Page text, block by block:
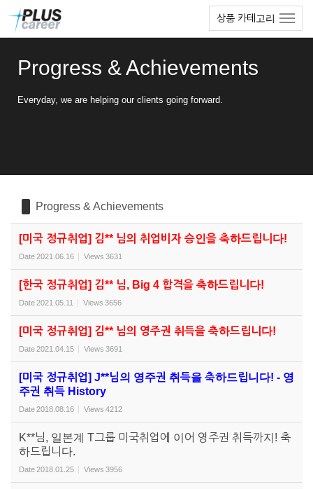
상품 카테고리
Progress & Achievements
Everyday, we are helping our clients going forward.
Progress & Achievements
[미국 정규취업] 김** 님의 취업비자 승인을 축하드립니다!
Date2021.06.16 Views 3631
[한국 정규취업] 김** 님, Big 4 합격을 축하드립니다!
Date2021.05.11 Views 3656
[미국 정규취업] 김** 님의 영주권 취득을 축하드립니다!
Date2021.04.15 Views 3691
[미국 정규취업] J**님의 영주권 취득을 축하드립니다! - 영
주권 취득 History
Date2018.08.16 Views 4212
K**님, 일본계 T그룹 미국취업에 이어 영주권 취득까지! 축
하드립니다.
Date2018.01.25 Views 3956